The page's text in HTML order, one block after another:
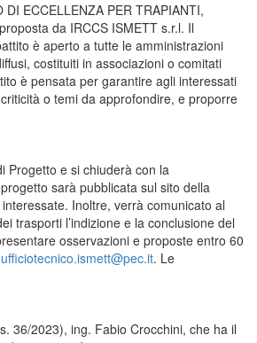
ECCELLENZA PER TRAPIANTI,
da IRCCS ISMETT s.r.l. Il
è aperto a tutte le amministrazioni
costituiti in associazioni o comitati
è pensata per garantire agli interessati
o temi da approfondire, e proporre
Progetto e si chiuderà con la
sarà pubblicata sul sito della
Inoltre, verrà comunicato al
trasporti l’indizione e la conclusione del
osservazioni e proposte entro 60
ufficiotecnico.ismett@pec.it. Le
36/2023), ing. Fabio Crocchini, che ha il